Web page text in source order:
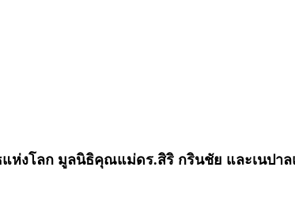
ห่งโลก มูลนิธิคุณแม่ดร.สิริ กรินชัย และเนปา